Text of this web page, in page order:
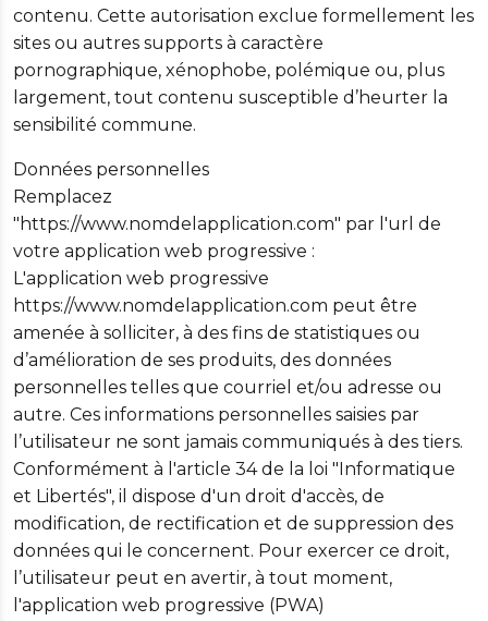
contenu. Cette autorisation exclue formellement les
sites ou autres supports à caractère
pornographique, xénophobe, polémique ou, plus
largement, tout contenu susceptible d’heurter la
sensibilité commune.
Données personnelles
Remplacez
"https://www.nomdelapplication.com" par l'url de
votre application web progressive :
L'application web progressive
https://www.nomdelapplication.com peut être
amenée à solliciter, à des fins de statistiques ou
d’amélioration de ses produits, des données
personnelles telles que courriel et/ou adresse ou
autre. Ces informations personnelles saisies par
l’utilisateur ne sont jamais communiqués à des tiers.
Conformément à l'article 34 de la loi "Informatique
et Libertés", il dispose d'un droit d'accès, de
modification, de rectification et de suppression des
données qui le concernent. Pour exercer ce droit,
l’utilisateur peut en avertir, à tout moment,
l'application web progressive (PWA)